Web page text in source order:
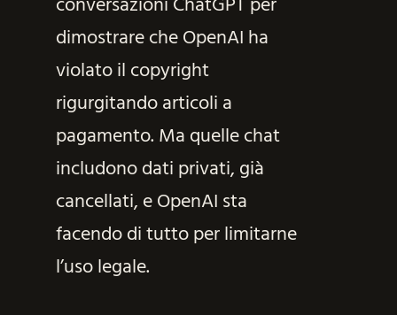
dimostrare che OpenAI ha
violato il copyright
rigurgitando articoli a
pagamento. Ma quelle chat
includono dati privati, già
cancellati, e OpenAI sta
facendo di tutto per limitarne
l’uso legale.